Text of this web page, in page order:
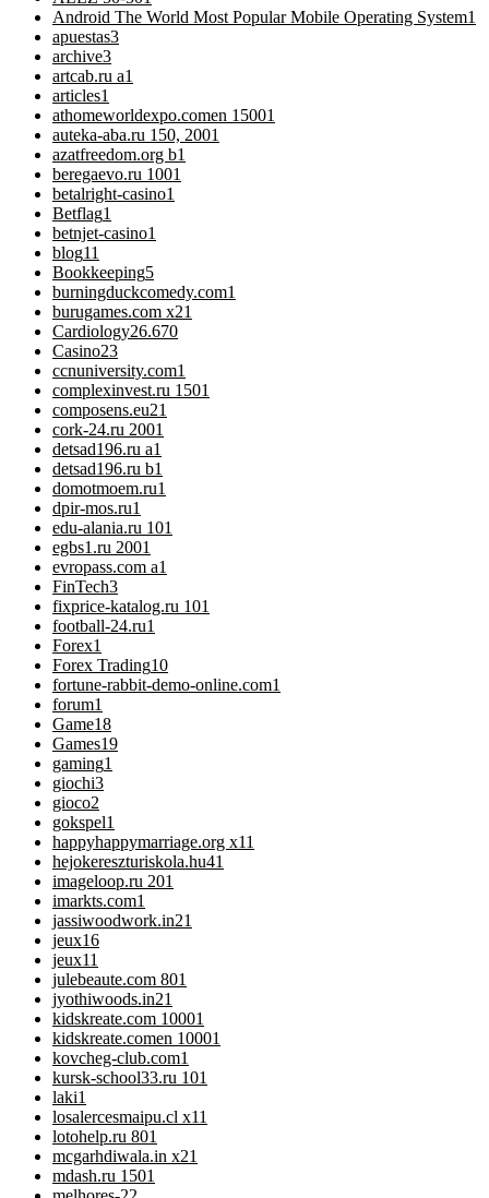
Android The World Most Popular Mobile Operating System1
apuestas3
archive3
artcab.ru a1
articles1
athomeworldexpo.comen 15001
auteka-aba.ru 150, 2001
azatfreedom.org b1
beregaevo.ru 1001
betalright-casino1
Betflag1
betnjet-casino1
blog11
Bookkeeping5
burningduckcomedy.com1
burugames.com x21
Cardiology26.670
Casino23
ccnuniversity.com1
complexinvest.ru 1501
composens.eu21
cork-24.ru 2001
detsad196.ru a1
detsad196.ru b1
domotmoem.ru1
dpir-mos.ru1
edu-alania.ru 101
egbs1.ru 2001
evropass.com a1
FinTech3
fixprice-katalog.ru 101
football-24.ru1
Forex1
Forex Trading10
fortune-rabbit-demo-online.com1
forum1
Game18
Games19
gaming1
giochi3
gioco2
gokspel1
happyhappymarriage.org x11
hejokereszturiskola.hu41
imageloop.ru 201
imarkts.com1
jassiwoodwork.in21
jeux16
jeux11
julebeaute.com 801
jyothiwoods.in21
kidskreate.com 10001
kidskreate.comen 10001
kovcheg-club.com1
kursk-school33.ru 101
laki1
losalercesmaipu.cl x11
lotohelp.ru 801
mcgarhdiwala.in x21
mdash.ru 1501